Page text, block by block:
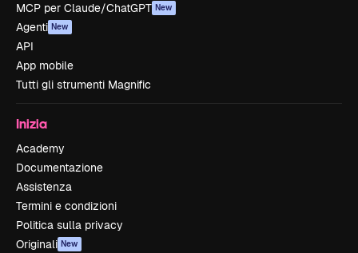
MCP per Claude/ChatGPT New
Agenti New
API
App mobile
Tutti gli strumenti Magnific
Inizia
Academy
Documentazione
Assistenza
Termini e condizioni
Politica sulla privacy
Originali New